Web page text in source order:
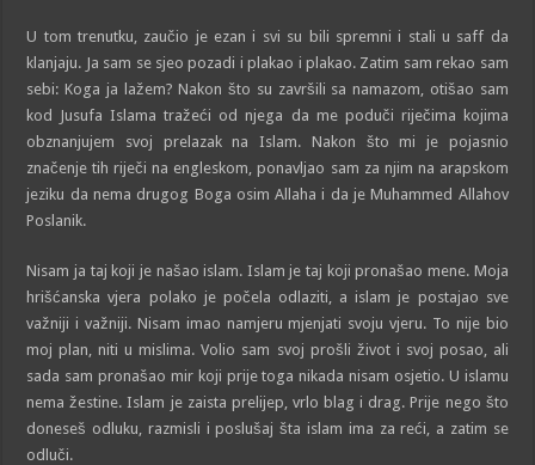
U tom trenutku, zaučio je ezan i svi su bili spremni i stali u saff da
klanjaju. Ja sam se sjeo pozadi i plakao i plakao. Zatim sam rekao sam
sebi: Koga ja lažem? Nakon što su završili sa namazom, otišao sam
kod Jusufa Islama tražeći od njega da me poduči riječima kojima
obznanjujem svoj prelazak na Islam. Nakon što mi je pojasnio
značenje tih riječi na engleskom, ponavljao sam za njim na arapskom
jeziku da nema drugog Boga osim Allaha i da je Muhammed Allahov
Poslanik.
Nisam ja taj koji je našao islam. Islam je taj koji pronašao mene. Moja
hrišćanska vjera polako je počela odlaziti, a islam je postajao sve
važniji i važniji. Nisam imao namjeru mjenjati svoju vjeru. To nije bio
moj plan, niti u mislima. Volio sam svoj prošli život i svoj posao, ali
sada sam pronašao mir koji prije toga nikada nisam osjetio. U islamu
nema žestine. Islam je zaista prelijep, vrlo blag i drag. Prije nego što
doneseš odluku, razmisli i poslušaj šta islam ima za reći, a zatim se
odluči.